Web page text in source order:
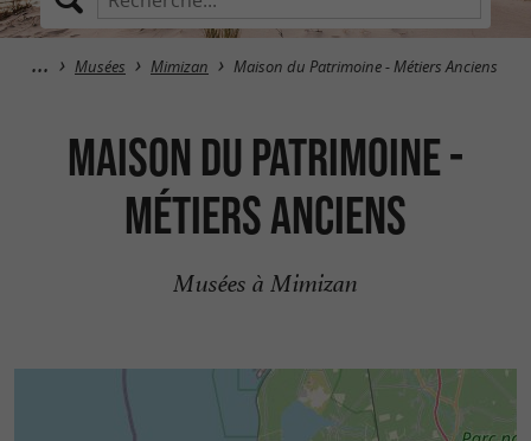
Musées Mimizan Maison du Patrimoine - Métiers Anciens
Maison du Patrimoine -
Métiers Anciens
Musées à Mimizan